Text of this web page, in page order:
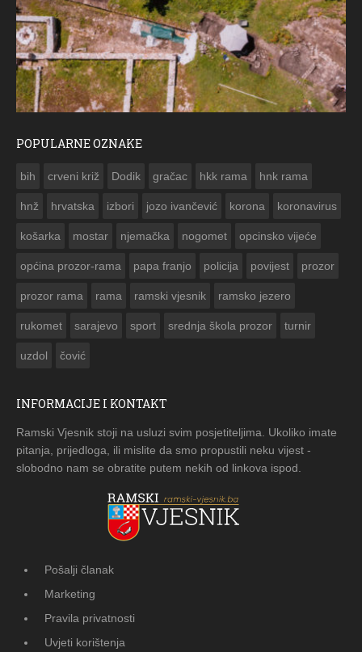
POPULARNE OZNAKE
bih crveni križ Dodik gračac hkk rama hnk rama
hnž hrvatska izbori jozo ivančević korona koronavirus
košarka mostar njemačka nogomet opcinsko vijeće
općina prozor-rama papa franjo policija povijest prozor
prozor rama rama ramski vjesnik ramsko jezero
rukomet sarajevo sport srednja škola prozor turnir
uzdol čović
INFORMACIJE I KONTAKT
Ramski Vjesnik stoji na usluzi svim posjetiteljima. Ukoliko imate
pitanja, prijedloga, ili mislite da smo propustili neku vijest -
slobodno nam se obratite putem nekih od linkova ispod.
Pošalji članak
Marketing
Pravila privatnosti
Uvjeti korištenja